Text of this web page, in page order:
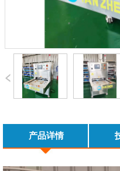
产品详情